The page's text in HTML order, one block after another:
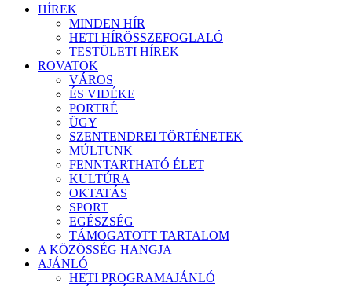
HÍREK
MINDEN HÍR
HETI HÍRÖSSZEFOGLALÓ
TESTÜLETI HÍREK
ROVATOK
VÁROS
ÉS VIDÉKE
PORTRÉ
ÜGY
SZENTENDREI TÖRTÉNETEK
MÚLTUNK
FENNTARTHATÓ ÉLET
KULTÚRA
OKTATÁS
SPORT
EGÉSZSÉG
TÁMOGATOTT TARTALOM
A KÖZÖSSÉG HANGJA
AJÁNLÓ
HETI PROGRAMAJÁNLÓ